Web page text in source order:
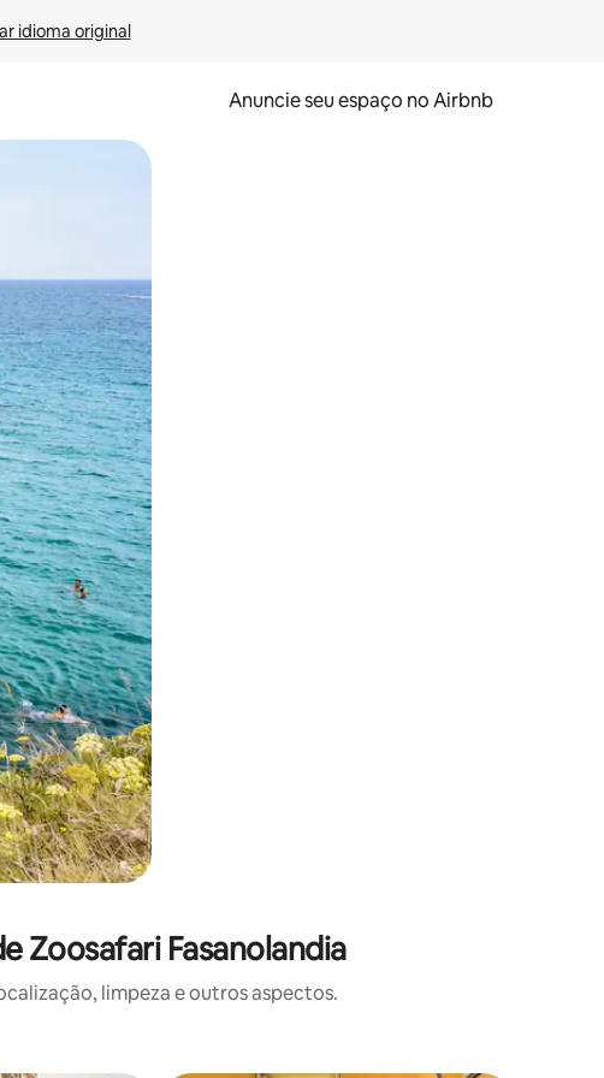
idioma original
Anuncie seu espaço no Airbnb
e deslizando o dedo na tela.
Zoosafari Fasanolandia
limpeza e outros aspectos.